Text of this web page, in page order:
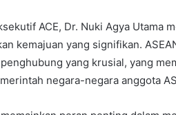
ACE, Dr. Nuki Agya Utama
kemajuan yang signifikan.
yang krusial, yang
negara-negara anggota